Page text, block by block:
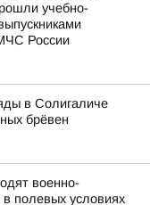
учебно-
России
в Солигаличе
брёвен
военно-
в полевых условиях